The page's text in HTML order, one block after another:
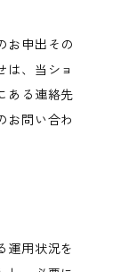
お申出その
は、当ショ
ある連絡先
お問い合わ
運用状況を